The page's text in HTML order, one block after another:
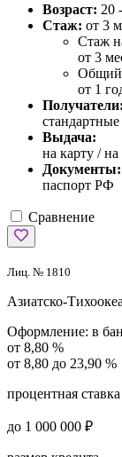
Возраст: 20
Стаж: от 3
Стаж
от 3
Общий
от 1
Получатели:
Выдача:
на карту / на
Документы:
паспорт РФ
Сравнение
Лиц. № 1810
Азиатско-
Оформление: в
от 8,80 %
от 8,80 до 23,90 %
процентная ставка
до 1 000 000 ₽